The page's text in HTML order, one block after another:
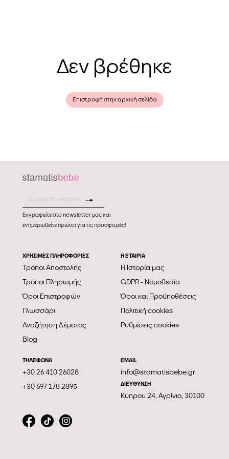
Δεν βρέθηκε
Επιστροφή στην αρχική σελίδα
Εγγραφείτε στο newsletter μας και
ενημερωθείτε πρώτοι για τις προσφορές!
ΧΡΗΣΙΜΕΣ ΠΛΗΡΟΦΟΡΙΕΣ
Τρόποι Αποστολής
Τρόποι Πληρωμής
Όροι Επιστροφών
Γλωσσάρι
Αναζήτηση Δέματος
Blog
Η ΕΤΑΙΡΊΑ
Η Ιστορία μας
GDPR - Νομοθεσία
Όροι και Προϋποθέσεις
Πολιτική cookies
Ρυθμίσεις cookies
ΤΗΛΕΦΩΝΑ
+30 26 410 26028
+30 697 178 2895
EMAIL
info@stamatisbebe.gr
ΔΙΕΥΘΥΝΣΗ
Κύπρου 24, Αγρίνιο, 30100